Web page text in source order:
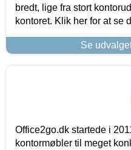
bredt, lige fra stort
kontoret. Klik her for at se
Se
Office2go.dk startede i
kontormøbler til meget